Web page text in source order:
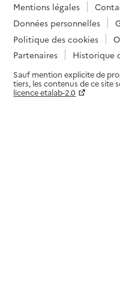
Mentions légales
Données personnelles
Politique des cookies
Partenaires
Historique
Sauf mention explicite de
tiers, les contenus de ce site
licence etalab-2.0